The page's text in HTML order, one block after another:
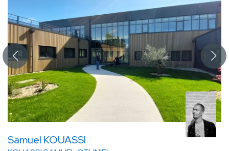
Samuel KOUASSI